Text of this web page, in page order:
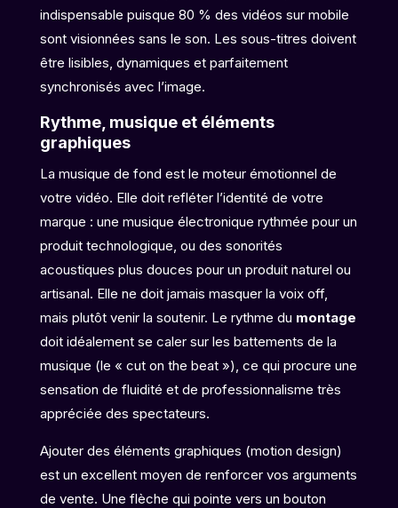
indispensable puisque 80 % des vidéos sur mobile
sont visionnées sans le son. Les sous-titres doivent
être lisibles, dynamiques et parfaitement
synchronisés avec l’image.
Rythme, musique et éléments
graphiques
La musique de fond est le moteur émotionnel de
votre vidéo. Elle doit refléter l’identité de votre
marque : une musique électronique rythmée pour un
produit technologique, ou des sonorités
acoustiques plus douces pour un produit naturel ou
artisanal. Elle ne doit jamais masquer la voix off,
mais plutôt venir la soutenir. Le rythme du montage
doit idéalement se caler sur les battements de la
musique (le « cut on the beat »), ce qui procure une
sensation de fluidité et de professionnalisme très
appréciée des spectateurs.
Ajouter des éléments graphiques (motion design)
est un excellent moyen de renforcer vos arguments
de vente. Une flèche qui pointe vers un bouton